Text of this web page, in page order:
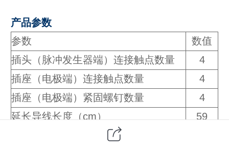
产品参数
参数
数值
插头（脉冲发生器端）连接触点数量
4
插座（电极端）连接触点数量
4
插座（电极端）紧固螺钉数量
4
延长导线长度（cm）
59